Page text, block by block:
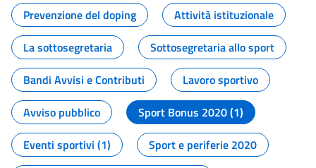
Prevenzione del doping
Attività istituzionale
La sottosegretaria
Sottosegretaria allo sport
Bandi Avvisi e Contributi
Lavoro sportivo
Avviso pubblico
Sport Bonus 2020 (1)
Eventi sportivi (1)
Sport e periferie 2020